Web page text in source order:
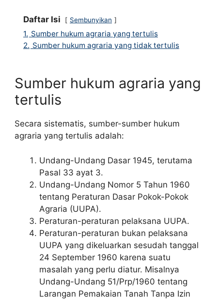
Daftar Isi Sembunyikan
1. Sumber hukum agraria yang tertulis
2. Sumber hukum agraria yang tidak tertulis
Sumber hukum agraria yang
tertulis
Secara sistematis, sumber-sumber hukum
agraria yang tertulis adalah:
Undang-Undang Dasar 1945, terutama
Pasal 33 ayat 3.
Undang-Undang Nomor 5 Tahun 1960
tentang Peraturan Dasar Pokok-Pokok
Agraria (UUPA).
Peraturan-peraturan pelaksana UUPA.
Peraturan-peraturan bukan pelaksana
UUPA yang dikeluarkan sesudah tanggal
24 September 1960 karena suatu
masalah yang perlu diatur. Misalnya
Undang-Undang 51/Prp/1960 tentang
Larangan Pemakaian Tanah Tanpa Izin